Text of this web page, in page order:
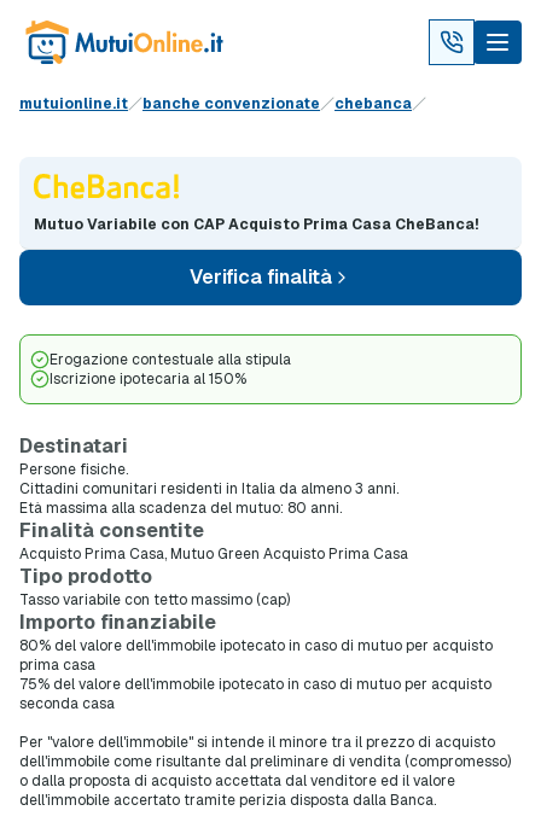
mutuionline.it banche convenzionate chebanca
Mutuo Variabile con CAP Acquisto Prima Casa CheBanca!
Verifica finalità
Erogazione contestuale alla stipula
Iscrizione ipotecaria al 150%
Destinatari
Persone fisiche.
Cittadini comunitari residenti in Italia da almeno 3 anni.
Età massima alla scadenza del mutuo: 80 anni.
Finalità consentite
Acquisto Prima Casa, Mutuo Green Acquisto Prima Casa
Tipo prodotto
Tasso variabile con tetto massimo (cap)
Importo finanziabile
80% del valore dell'immobile ipotecato in caso di mutuo per acquisto
prima casa
75% del valore dell'immobile ipotecato in caso di mutuo per acquisto
seconda casa
Per "valore dell'immobile" si intende il minore tra il prezzo di acquisto
dell'immobile come risultante dal preliminare di vendita (compromesso)
o dalla proposta di acquisto accettata dal venditore ed il valore
dell'immobile accertato tramite perizia disposta dalla Banca.